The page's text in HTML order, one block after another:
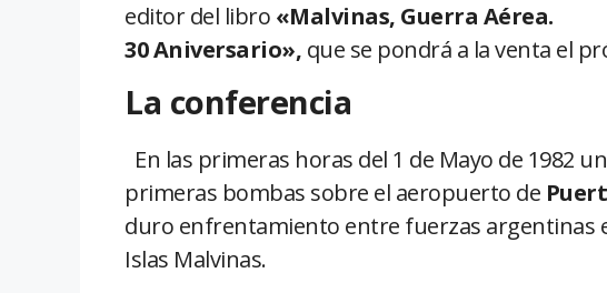
editor del libro «Malvinas, Guerra Aérea.
30 Aniversario», que se pondrá a la venta el
La conferencia
En las primeras horas del 1 de Mayo de 1982
primeras bombas sobre el aeropuerto de
duro enfrentamiento entre fuerzas argentinas
Islas Malvinas.